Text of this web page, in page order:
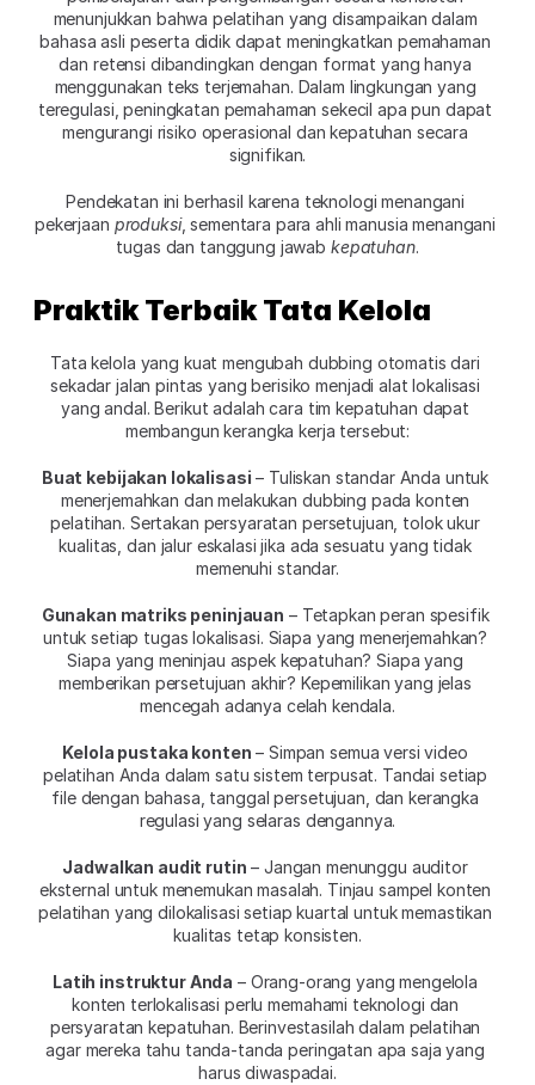
menunjukkan bahwa pelatihan yang disampaikan dalam
bahasa asli peserta didik dapat meningkatkan pemahaman
dan retensi dibandingkan dengan format yang hanya
menggunakan teks terjemahan. Dalam lingkungan yang
teregulasi, peningkatan pemahaman sekecil apa pun dapat
mengurangi risiko operasional dan kepatuhan secara
signifikan.
Pendekatan ini berhasil karena teknologi menangani
pekerjaan produksi, sementara para ahli manusia menangani
tugas dan tanggung jawab kepatuhan.
Praktik Terbaik Tata Kelola
Tata kelola yang kuat mengubah dubbing otomatis dari
sekadar jalan pintas yang berisiko menjadi alat lokalisasi
yang andal. Berikut adalah cara tim kepatuhan dapat
membangun kerangka kerja tersebut:
Buat kebijakan lokalisasi – Tuliskan standar Anda untuk
menerjemahkan dan melakukan dubbing pada konten
pelatihan. Sertakan persyaratan persetujuan, tolok ukur
kualitas, dan jalur eskalasi jika ada sesuatu yang tidak
memenuhi standar.
Gunakan matriks peninjauan – Tetapkan peran spesifik
untuk setiap tugas lokalisasi. Siapa yang menerjemahkan?
Siapa yang meninjau aspek kepatuhan? Siapa yang
memberikan persetujuan akhir? Kepemilikan yang jelas
mencegah adanya celah kendala.
Kelola pustaka konten – Simpan semua versi video
pelatihan Anda dalam satu sistem terpusat. Tandai setiap
file dengan bahasa, tanggal persetujuan, dan kerangka
regulasi yang selaras dengannya.
Jadwalkan audit rutin – Jangan menunggu auditor
eksternal untuk menemukan masalah. Tinjau sampel konten
pelatihan yang dilokalisasi setiap kuartal untuk memastikan
kualitas tetap konsisten.
Latih instruktur Anda – Orang-orang yang mengelola
konten terlokalisasi perlu memahami teknologi dan
persyaratan kepatuhan. Berinvestasilah dalam pelatihan
agar mereka tahu tanda-tanda peringatan apa saja yang
harus diwaspadai.